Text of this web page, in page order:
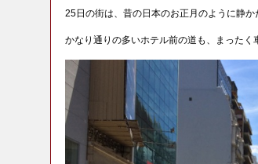
25日の街は、昔の日本のお正月のように静か
かなり通りの多いホテル前の道も、まったく